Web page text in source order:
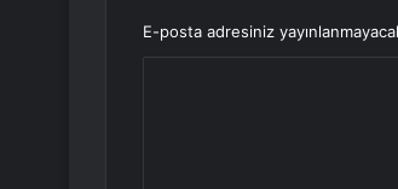
E-posta adresiniz